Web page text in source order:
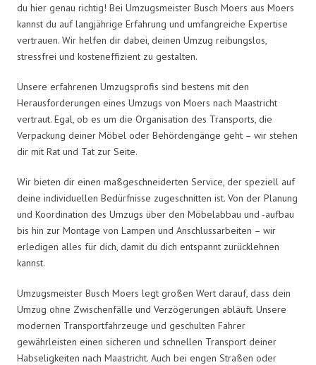
du hier genau richtig! Bei Umzugsmeister Busch Moers aus Moers
kannst du auf langjährige Erfahrung und umfangreiche Expertise
vertrauen. Wir helfen dir dabei, deinen Umzug reibungslos,
stressfrei und kosteneffizient zu gestalten.
Unsere erfahrenen Umzugsprofis sind bestens mit den
Herausforderungen eines Umzugs von Moers nach Maastricht
vertraut. Egal, ob es um die Organisation des Transports, die
Verpackung deiner Möbel oder Behördengänge geht – wir stehen
dir mit Rat und Tat zur Seite.
Wir bieten dir einen maßgeschneiderten Service, der speziell auf
deine individuellen Bedürfnisse zugeschnitten ist. Von der Planung
und Koordination des Umzugs über den Möbelabbau und -aufbau
bis hin zur Montage von Lampen und Anschlussarbeiten – wir
erledigen alles für dich, damit du dich entspannt zurücklehnen
kannst.
Umzugsmeister Busch Moers legt großen Wert darauf, dass dein
Umzug ohne Zwischenfälle und Verzögerungen abläuft. Unsere
modernen Transportfahrzeuge und geschulten Fahrer
gewährleisten einen sicheren und schnellen Transport deiner
Habseligkeiten nach Maastricht. Auch bei engen Straßen oder